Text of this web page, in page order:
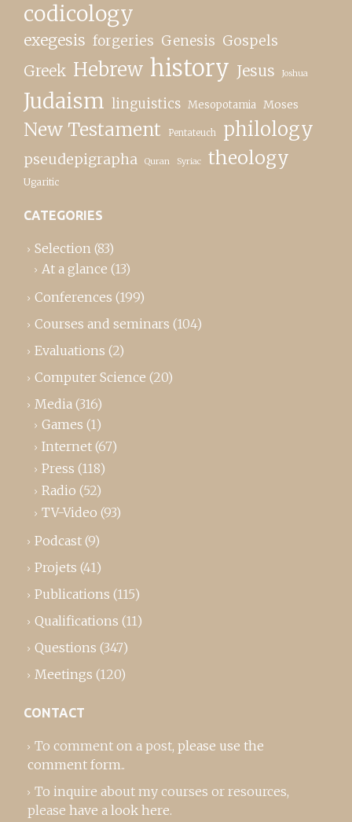
codicology
exegesis forgeries Genesis Gospels
Greek Hebrew history Jesus Joshua
Judaism linguistics Mesopotamia Moses
New Testament Pentateuch philology
pseudepigrapha Quran Syriac theology
Ugaritic
CATEGORIES
Selection (83)
At a glance (13)
Conferences (199)
Courses and seminars (104)
Evaluations (2)
Computer Science (20)
Media (316)
Games (1)
Internet (67)
Press (118)
Radio (52)
TV-Video (93)
Podcast (9)
Projets (41)
Publications (115)
Qualifications (11)
Questions (347)
Meetings (120)
CONTACT
To comment on a post, please use the
comment form..
To inquire about my courses or resources,
please have a look here.